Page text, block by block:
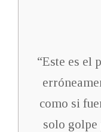
“Este es el
como si
solo golpe